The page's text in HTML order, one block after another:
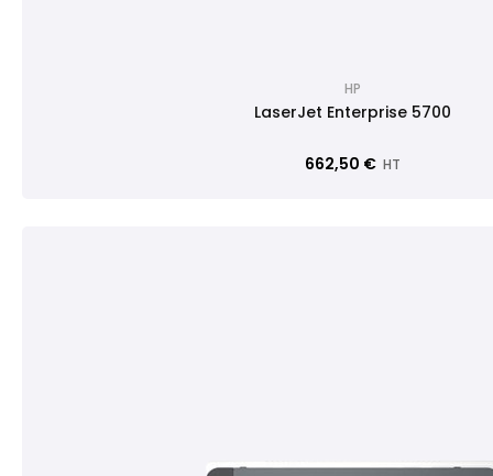
HP
LaserJet Enterprise 5700
662,50 € HT